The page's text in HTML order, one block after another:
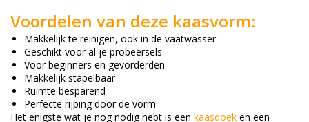
Voordelen van deze kaasvorm:
Makkelijk te reinigen, ook in de vaatwasser
Geschikt voor al je probeersels
Voor beginners en gevorderden
Makkelijk stapelbaar
Ruimte besparend
Perfecte rijping door de vorm
Het enigste wat je nog nodig hebt is een kaasdoek en een